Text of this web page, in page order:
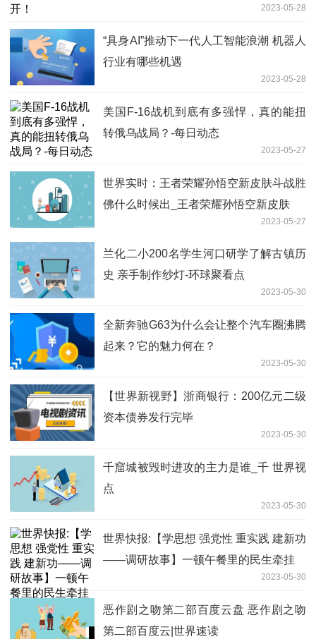
2023-05-28
“具身AI”推动下一代人工智能浪潮 机器人
行业有哪些机遇
2023-05-28
美国F-16战机到底有多强悍，真的能扭
转俄乌战局？-每日动态
2023-05-27
世界实时：王者荣耀孙悟空新皮肤斗战胜
佛什么时候出_王者荣耀孙悟空新皮肤
2023-05-27
兰化二小200名学生河口研学了解古镇历
史 亲手制作纱灯-环球聚看点
2023-05-30
全新奔驰G63为什么会让整个汽车圈沸腾
起来？它的魅力何在？
2023-05-30
【世界新视野】浙商银行：200亿元二级
资本债券发行完毕
2023-05-30
千窟城被毁时进攻的主力是谁_千 世界视
点
2023-05-30
世界快报:【学思想 强党性 重实践 建新功
——调研故事】一顿午餐里的民生牵挂
2023-05-30
恶作剧之吻第二部百度云盘 恶作剧之吻
第二部百度云|世界速读